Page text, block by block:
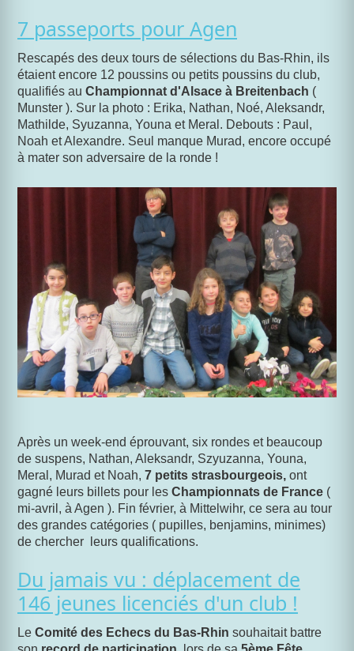
7 passeports pour Agen
Rescapés des deux tours de sélections du Bas-Rhin, ils
étaient encore 12 poussins ou petits poussins du club,
qualifiés au Championnat d'Alsace à Breitenbach (
Munster ). Sur la photo : Erika, Nathan, Noé, Aleksandr,
Mathilde, Syuzanna, Youna et Meral. Debouts : Paul,
Noah et Alexandre. Seul manque Murad, encore occupé
à mater son adversaire de la ronde !
Après un week-end éprouvant, six rondes et beaucoup
de suspens, Nathan, Aleksandr, Szyuzanna, Youna,
Meral, Murad et Noah, 7 petits strasbourgeois, ont
gagné leurs billets pour les Championnats de France (
mi-avril, à Agen ). Fin février, à Mittelwihr, ce sera au tour
des grandes catégories ( pupilles, benjamins, minimes)
de chercher leurs qualifications.
Du jamais vu : déplacement de
146 jeunes licenciés d'un club !
Le Comité des Echecs du Bas-Rhin souhaitait battre